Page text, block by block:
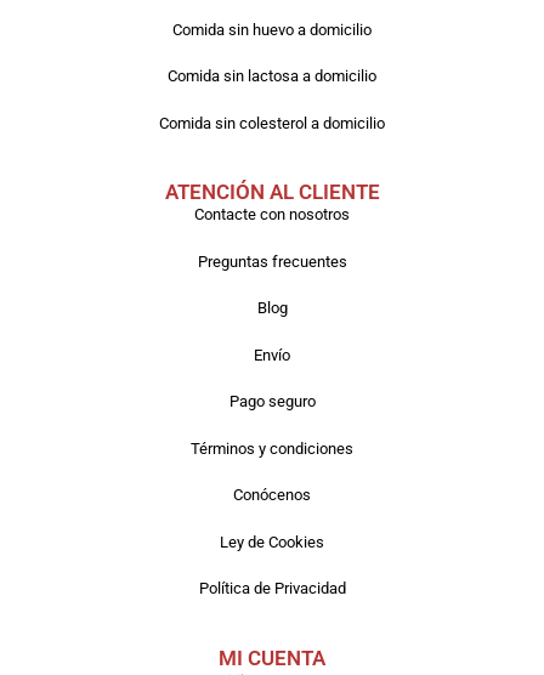
Comida sin huevo a domicilio
Comida sin lactosa a domicilio
Comida sin colesterol a domicilio
ATENCIÓN AL CLIENTE
Contacte con nosotros
Preguntas frecuentes
Blog
Envío
Pago seguro
Términos y condiciones
Conócenos
Ley de Cookies
Política de Privacidad
MI CUENTA